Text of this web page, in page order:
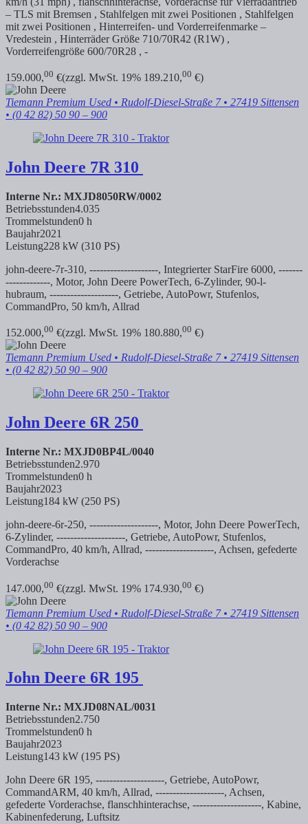
– TLS mit Bremsen , Stahlfelgen mit zwei Positionen , Stahlfelgen
mit zwei Positionen , Hinterreifen- und Vorderreifenmarke –
Vredestein , Hinterräder Größe 710/70R42 (R1W) ,
Vorderreifengröße 600/70R28 , -
159.000,00 €(zzgl. MwSt. 19% 189.210,00 €)
Tiemann Premium Used • Rudolf-Diesel-Straße 7 • 27419 Sittensen
• (0 42 82) 50 90 – 900
John Deere 7R 310
Interne Nr.: MXJD8050RW/0002
Betriebsstunden4.035
Trommelstunden0 h
Baujahr2021
Leistung228 kW (310 PS)
john-deere-7r-310, --------------------, Integrierter StarFire 6000, -------
-------------, Motor, John Deere PowerTech, 6-Zylinder, 90-l-
hubraum, --------------------, Getriebe, AutoPowr, Stufenlos,
CommandPro, 50 km/h, Allrad
152.000,00 €(zzgl. MwSt. 19% 180.880,00 €)
Tiemann Premium Used • Rudolf-Diesel-Straße 7 • 27419 Sittensen
• (0 42 82) 50 90 – 900
John Deere 6R 250
Interne Nr.: MXJD0BP4L/0040
Betriebsstunden2.970
Trommelstunden0 h
Baujahr2023
Leistung184 kW (250 PS)
john-deere-6r-250, --------------------, Motor, John Deere PowerTech,
6-Zylinder, --------------------, Getriebe, AutoPowr, Stufenlos,
CommandPro, 40 km/h, Allrad, --------------------, Achsen, gefederte
Vorderachse
147.000,00 €(zzgl. MwSt. 19% 174.930,00 €)
Tiemann Premium Used • Rudolf-Diesel-Straße 7 • 27419 Sittensen
• (0 42 82) 50 90 – 900
John Deere 6R 195
Interne Nr.: MXJD08NAL/0031
Betriebsstunden2.750
Trommelstunden0 h
Baujahr2023
Leistung143 kW (195 PS)
John Deere 6R 195, --------------------, Getriebe, AutoPowr,
CommandARM, 40 km/h, Allrad, --------------------, Achsen,
gefederte Vorderachse, flanschhinterachse, --------------------, Kabine,
Kabinenfederung, Luftsitz